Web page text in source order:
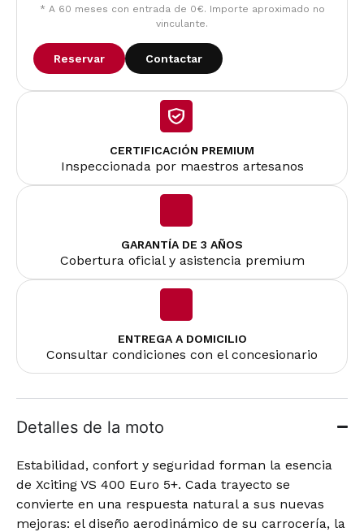
Detalles de la moto
Estabilidad, confort y seguridad forman la esencia
de Xciting VS 400 Euro 5+. Cada trayecto se
convierte en una respuesta natural a sus nuevas
mejoras: el diseño aerodinámico de su carrocería, la
* A 60 meses con entrada de 0€. Importe aproximado no
vinculante.
Reservar Contactar
CERTIFICACIÓN PREMIUM
Inspeccionada por maestros artesanos
GARANTÍA DE 3 AÑOS
Cobertura oficial y asistencia premium
ENTREGA A DOMICILIO
Consultar condiciones con el concesionario